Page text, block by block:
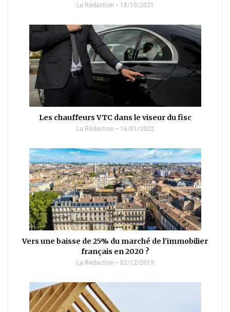
La Rédaction 18/10/2021
Les chauffeurs VTC dans le viseur du fisc
La Rédaction 16/01/2022
Vers une baisse de 25% du marché de l’immobilier
français en 2020 ?
La Rédaction 02/12/2019